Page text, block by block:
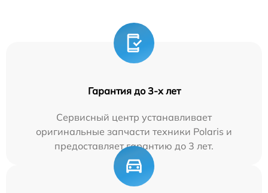
Гарантия до 3-х лет
Сервисный центр устанавливает
оригинальные запчасти техники Polaris и
предоставляет гарантию до 3 лет.